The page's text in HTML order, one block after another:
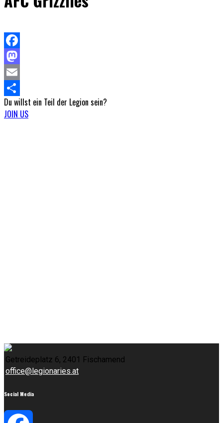
Facebook
Mastodon
Email
Teilen
Du willst ein Teil der Legion sein?
JOIN US
Getreideplatz 6, 2401 Fischamend
office@legionaries.at
Social Media